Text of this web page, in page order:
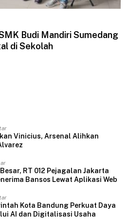
Budi Mandiri Sumedang
di Sekolah
Vinicius, Arsenal Alihkan
RT 012 Pejagalan Jakarta
Bansos Lewat Aplikasi Web
Kota Bandung Perkuat Daya
AI dan Digitalisasi Usaha